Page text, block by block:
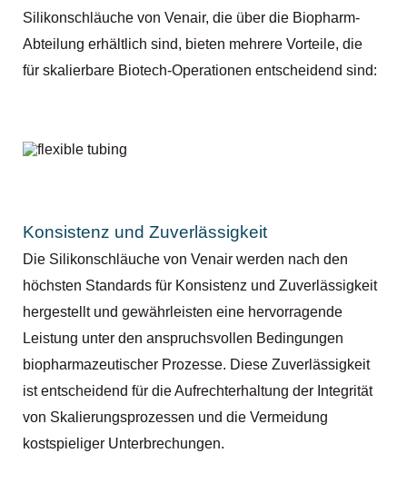
Silikonschläuche von Venair, die über die Biopharm-
Abteilung erhältlich sind, bieten mehrere Vorteile, die
für skalierbare Biotech-Operationen entscheidend sind:
Konsistenz und Zuverlässigkeit
Die Silikonschläuche von Venair werden nach den
höchsten Standards für Konsistenz und Zuverlässigkeit
hergestellt und gewährleisten eine hervorragende
Leistung unter den anspruchsvollen Bedingungen
biopharmazeutischer Prozesse. Diese Zuverlässigkeit
ist entscheidend für die Aufrechterhaltung der Integrität
von Skalierungsprozessen und die Vermeidung
kostspieliger Unterbrechungen.